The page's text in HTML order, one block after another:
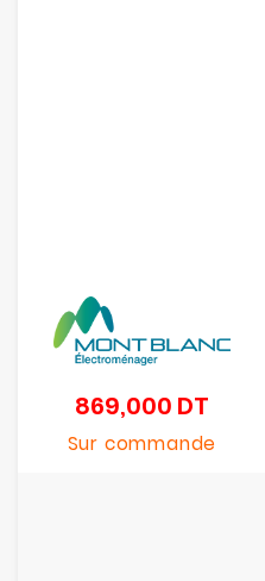
869,000 DT
Sur commande